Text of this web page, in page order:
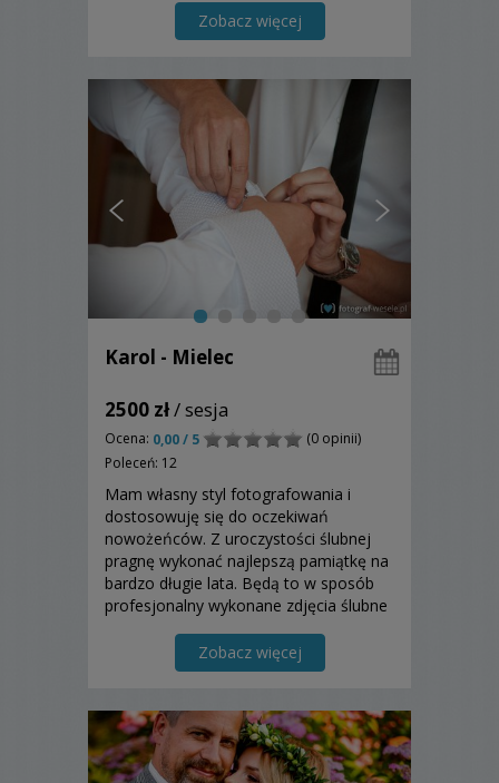
Zobacz więcej
Karol - Mielec
2500 zł/ sesja
Ocena: 0,00 / 5
(0 opinii)
Poleceń: 12
Mam własny styl fotografowania i
dostosowuję się do oczekiwań
nowożeńców. Z uroczystości ślubnej
pragnę wykonać najlepszą pamiątkę na
bardzo długie lata. Będą to w sposób
profesjonalny wykonane zdjęcia ślubne
zapoznania się z moją ofertą i do
skorzystania z niej.
Zobacz więcej